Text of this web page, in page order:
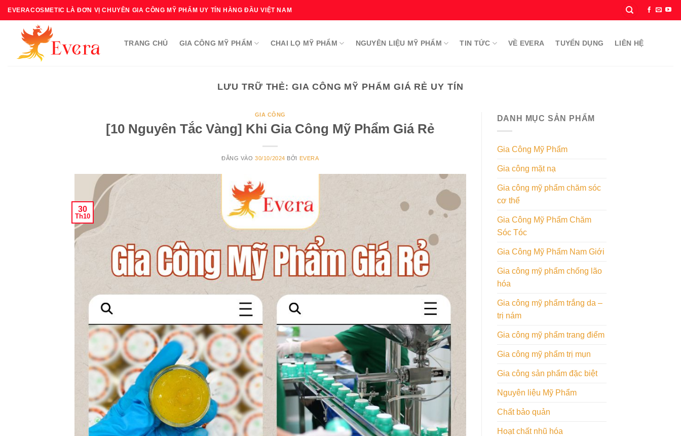
Bỏ
qua
EVERACOSMETIC LÀ ĐƠN VỊ CHUYÊN GIA CÔNG MỸ PHẨM UY TÍN HÀNG ĐẦU VIỆT NAM
TRANG CHỦ GIA CÔNG MỸ PHẨM CHAI LỌ MỸ PHẨM NGUYÊN LIỆU MỸ PHẨM TIN TỨC VỀ EVERA TUYỂN DỤNG LIÊN HỆ
LƯU TRỮ THẺ:GIA CÔNG MỸ PHẨM GIÁ RẺ UY TÍN
GIA CÔNG
[10 Nguyên Tắc Vàng] Khi Gia Công Mỹ Phẩm Giá Rẻ
ĐĂNG VÀO30/10/2024 BỞI EVERA
30
Th10
DANH MỤC SẢN PHẨM
Gia Công Mỹ Phẩm
Gia công mặt nạ
Gia công mỹ phẩm chăm sóc
cơ thể
Gia Công Mỹ Phẩm Chăm
Sóc Tóc
Gia Công Mỹ Phẩm Nam Giới
Gia công mỹ phẩm chống lão
hóa
Gia công mỹ phẩm trắng da –
trị nám
Gia công mỹ phẩm trang điểm
Gia công mỹ phẩm trị mụn
Gia công sản phẩm đặc biệt
Nguyên liệu Mỹ Phẩm
Chất bảo quản
Hoạt chất nhũ hóa